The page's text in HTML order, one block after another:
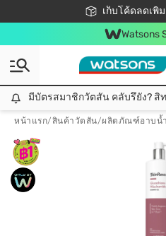
เก็บโค้ดลดเพิ่
ชอปออนไลน์ครั้งแร
📦ส่งฟรี! เ
สมาชิกวัตสั
Watsons
มีบัตรสมาชิกวัตสัน คลับรึยัง? สิ
หน้าแรก/สินค้าวัตสัน/ผลิตภัณฑ์อาบน้ำ